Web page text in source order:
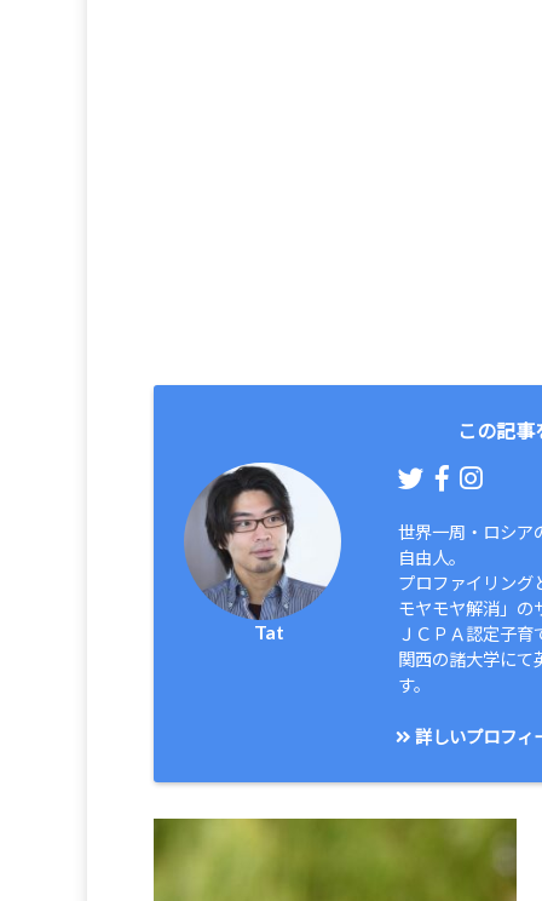
この記
Tat
世界一周・ロシア
自由人。
プロファイリング
モヤモヤ解消」の
ＪＣＰＡ認定子
関西の諸大学にて
す。
詳しいプロフィ